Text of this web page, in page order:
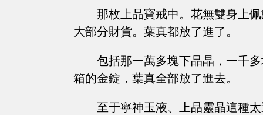
那枚上品寶戒中。花無雙身上
大部分財貨。葉真都放了進了。
包括那一萬多塊下品晶，一千
箱的金錠，葉真全部放了進去。
至于寧神玉液、上品靈晶這種